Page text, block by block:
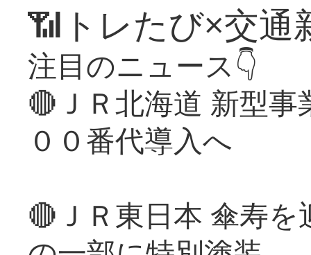
📶トレたび×交通
注目のニュース👇
🔴ＪＲ北海道 新型
００番代導入へ
🔴ＪＲ東日本 傘寿